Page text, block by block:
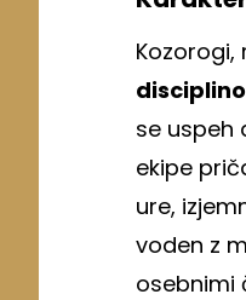
Kozorogi,
disciplino
se uspeh
ekipe
ure,
voden z
osebnimi